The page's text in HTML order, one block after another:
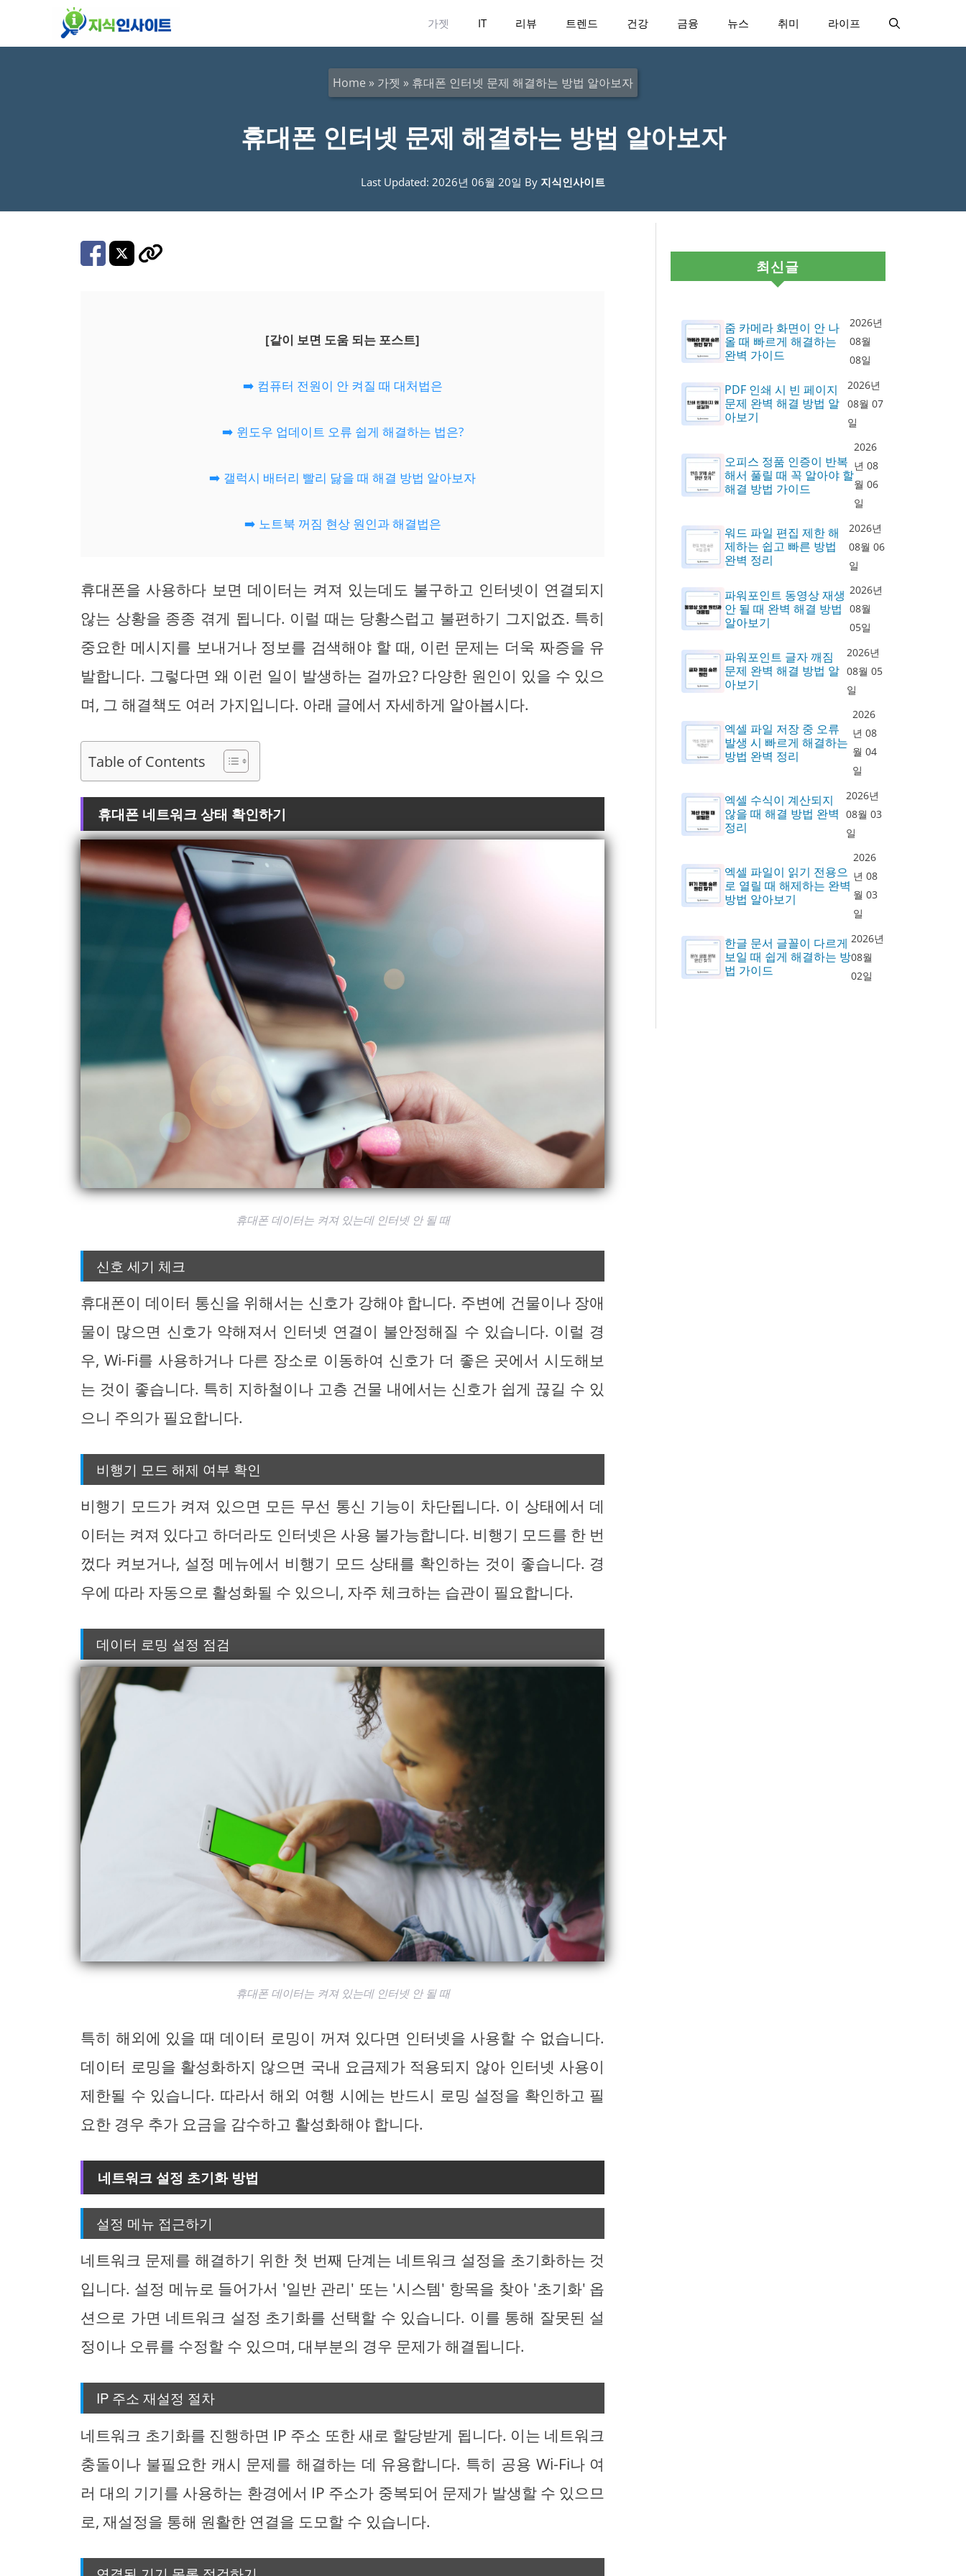
가젯 IT 리뷰 트렌드 건강 금융 뉴스 취미 라이프
Home » 가젯 » 휴대폰 인터넷 문제 해결하는 방법 알아보자
휴대폰 인터넷 문제 해결하는 방법 알아보자
Last Updated: 2026년 06월 20일 By 지식인사이트
[같이 보면 도움 되는 포스트]
➡️ 컴퓨터 전원이 안 켜질 때 대처법은
➡️ 윈도우 업데이트 오류 쉽게 해결하는 법은?
➡️ 갤럭시 배터리 빨리 닳을 때 해결 방법 알아보자
➡️ 노트북 꺼짐 현상 원인과 해결법은
휴대폰을 사용하다 보면 데이터는 켜져 있는데도 불구하고 인터넷이 연결되지
않는 상황을 종종 겪게 됩니다. 이럴 때는 당황스럽고 불편하기 그지없죠. 특히
중요한 메시지를 보내거나 정보를 검색해야 할 때, 이런 문제는 더욱 짜증을 유
발합니다. 그렇다면 왜 이런 일이 발생하는 걸까요? 다양한 원인이 있을 수 있으
며, 그 해결책도 여러 가지입니다. 아래 글에서 자세하게 알아봅시다.
Table of Contents
휴대폰 네트워크 상태 확인하기
휴대폰 데이터는 켜져 있는데 인터넷 안 될 때
신호 세기 체크
휴대폰이 데이터 통신을 위해서는 신호가 강해야 합니다. 주변에 건물이나 장애
물이 많으면 신호가 약해져서 인터넷 연결이 불안정해질 수 있습니다. 이럴 경
우, Wi-Fi를 사용하거나 다른 장소로 이동하여 신호가 더 좋은 곳에서 시도해보
는 것이 좋습니다. 특히 지하철이나 고층 건물 내에서는 신호가 쉽게 끊길 수 있
으니 주의가 필요합니다.
비행기 모드 해제 여부 확인
비행기 모드가 켜져 있으면 모든 무선 통신 기능이 차단됩니다. 이 상태에서 데
이터는 켜져 있다고 하더라도 인터넷은 사용 불가능합니다. 비행기 모드를 한 번
껐다 켜보거나, 설정 메뉴에서 비행기 모드 상태를 확인하는 것이 좋습니다. 경
우에 따라 자동으로 활성화될 수 있으니, 자주 체크하는 습관이 필요합니다.
데이터 로밍 설정 점검
휴대폰 데이터는 켜져 있는데 인터넷 안 될 때
특히 해외에 있을 때 데이터 로밍이 꺼져 있다면 인터넷을 사용할 수 없습니다.
데이터 로밍을 활성화하지 않으면 국내 요금제가 적용되지 않아 인터넷 사용이
제한될 수 있습니다. 따라서 해외 여행 시에는 반드시 로밍 설정을 확인하고 필
요한 경우 추가 요금을 감수하고 활성화해야 합니다.
네트워크 설정 초기화 방법
설정 메뉴 접근하기
네트워크 문제를 해결하기 위한 첫 번째 단계는 네트워크 설정을 초기화하는 것
입니다. 설정 메뉴로 들어가서 '일반 관리' 또는 '시스템' 항목을 찾아 '초기화' 옵
션으로 가면 네트워크 설정 초기화를 선택할 수 있습니다. 이를 통해 잘못된 설
정이나 오류를 수정할 수 있으며, 대부분의 경우 문제가 해결됩니다.
IP 주소 재설정 절차
네트워크 초기화를 진행하면 IP 주소 또한 새로 할당받게 됩니다. 이는 네트워크
충돌이나 불필요한 캐시 문제를 해결하는 데 유용합니다. 특히 공용 Wi-Fi나 여
러 대의 기기를 사용하는 환경에서 IP 주소가 중복되어 문제가 발생할 수 있으므
로, 재설정을 통해 원활한 연결을 도모할 수 있습니다.
최신글
줌 카메라 화면이 안 나
올 때 빠르게 해결하는
완벽 가이드
2026년
08월
08일
PDF 인쇄 시 빈 페이지
문제 완벽 해결 방법 알
아보기
2026년
08월 07
일
오피스 정품 인증이 반복
해서 풀릴 때 꼭 알아야 할
해결 방법 가이드
2026
년 08
월 06
일
워드 파일 편집 제한 해
제하는 쉽고 빠른 방법
완벽 정리
2026년
08월 06
일
파워포인트 동영상 재생
안 될 때 완벽 해결 방법
알아보기
2026년
08월
05일
파워포인트 글자 깨짐
문제 완벽 해결 방법 알
아보기
2026년
08월 05
일
엑셀 파일 저장 중 오류
발생 시 빠르게 해결하는
방법 완벽 정리
2026
년 08
월 04
일
엑셀 수식이 계산되지
않을 때 해결 방법 완벽
정리
2026년
08월 03
일
엑셀 파일이 읽기 전용으
로 열릴 때 해제하는 완벽
방법 알아보기
2026
년 08
월 03
일
한글 문서 글꼴이 다르게
보일 때 쉽게 해결하는 방
법 가이드
2026년
08월
02일